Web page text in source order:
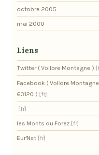
octobre 2005
mai 2000
Liens
Twitter ( Vollore Montagne )
Facebook ( Vollore Montagne
63120 )
les Monts du Forez
Eur'Net